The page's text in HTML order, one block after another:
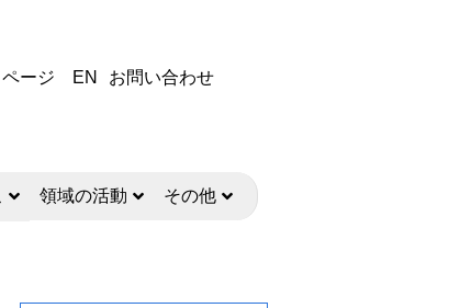
ージ EN お問い合わせ
領域の活動 その他